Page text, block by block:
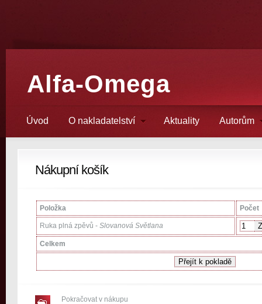
Alfa-Omega
Úvod O nakladatelství Aktuality Autorům
Nákupní košík
Položka Počet
Ruka plná zpěvů - Slovanová Světlana
Celkem
Pokračovat v nákupu